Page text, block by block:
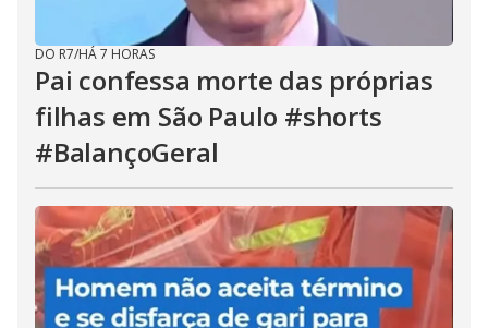
DO R7/HÁ 7 HORAS
Pai confessa morte das próprias
filhas em São Paulo #shorts
#BalançoGeral